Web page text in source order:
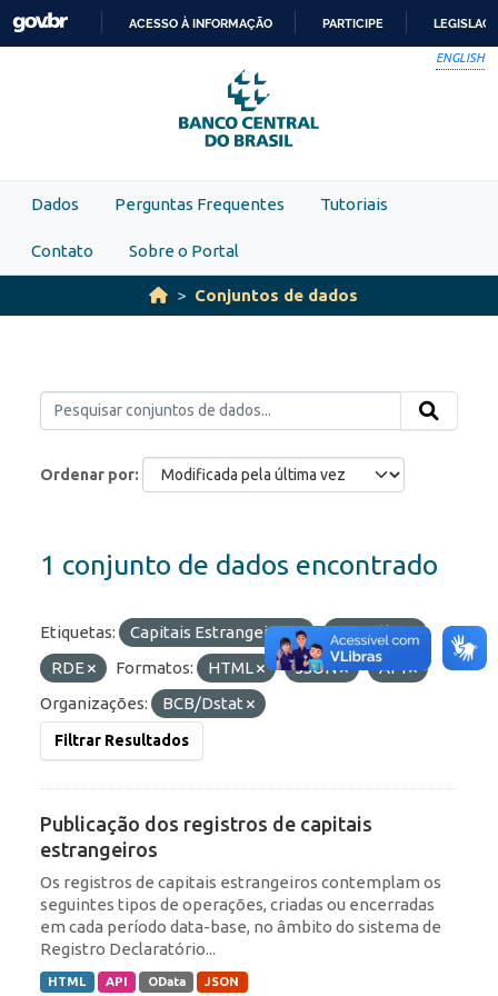
Skip to main content
PARA
O
CONTEÚDO
ACESSO À INFORMAÇÃO PARTICIPE
ENGLISH
Dados Perguntas Frequentes Tutoriais
Contato Sobre o Portal
Conjuntos de dados
Ordenar por
1 conjunto de dados encontrado
Etiquetas: Capitais Estrangeiros
Portfólio
RDE
Formatos: HTML JSON
API
Organizações:
BCB/Dstat
Filtrar Resultados
Publicação dos registros de capitais
estrangeiros
Os registros de capitais estrangeiros contemplam os
seguintes tipos de operações, criadas ou encerradas
em cada período data-base, no âmbito do sistema de
Registro Declaratório...
HTML API OData JSON